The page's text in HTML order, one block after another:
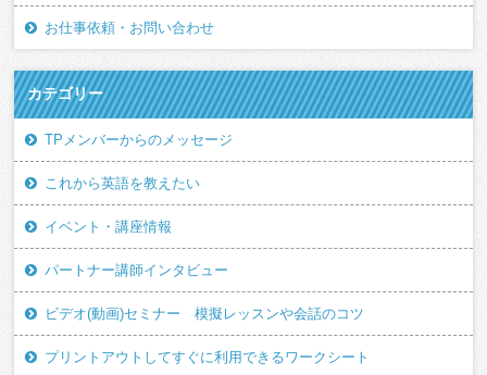
お仕事依頼・お問い合わせ
カテゴリー
TPメンバーからのメッセージ
これから英語を教えたい
イベント・講座情報
パートナー講師インタビュー
ビデオ(動画)セミナー 模擬レッスンや会話のコツ
プリントアウトしてすぐに利用できるワークシート